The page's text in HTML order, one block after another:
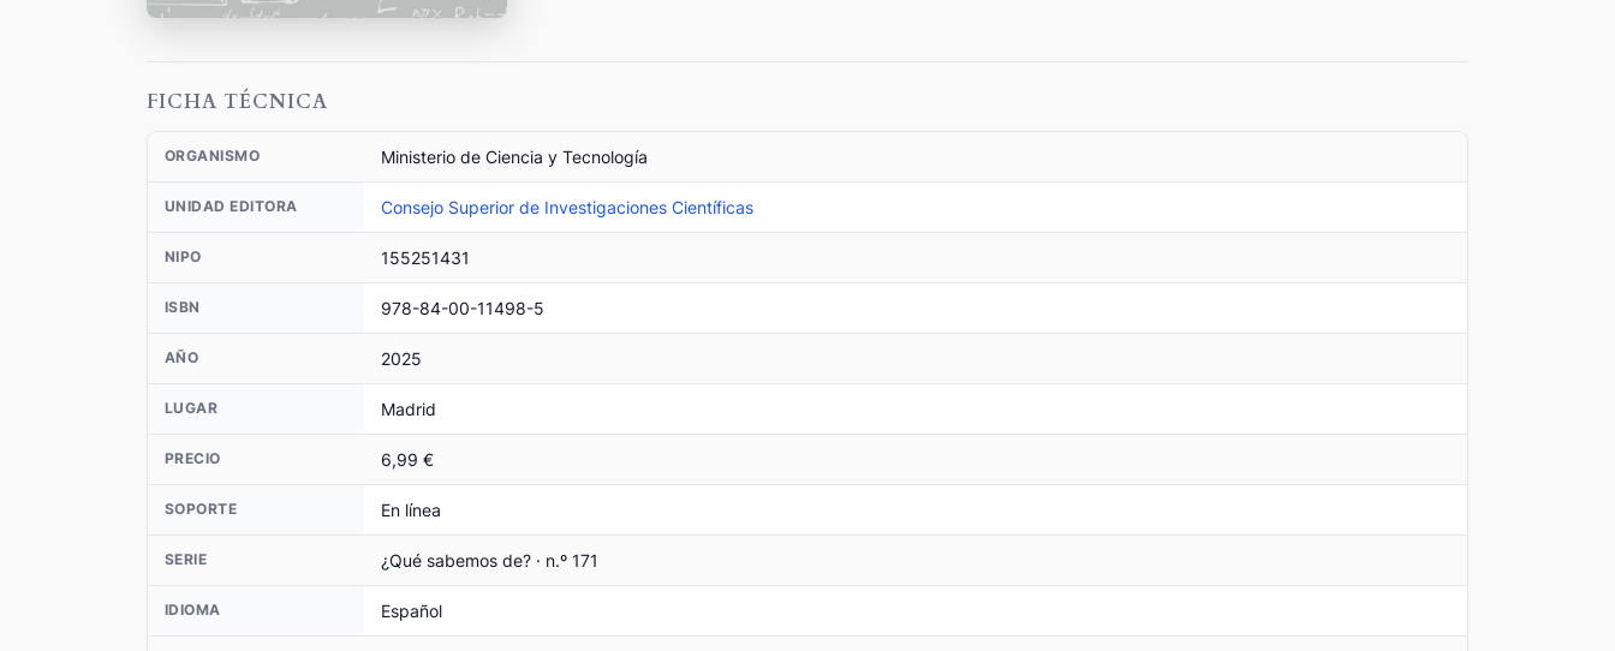
FICHA TÉCNICA
ORGANISMO Ministerio de Ciencia y Tecnología
UNIDAD EDITORA Consejo Superior de Investigaciones Científicas
NIPO 155251431
ISBN 978-84-00-11498-5
AÑO 2025
LUGAR Madrid
PRECIO 6,99 €
SOPORTE En línea
SERIE ¿Qué sabemos de? · n.º 171
IDIOMA Español